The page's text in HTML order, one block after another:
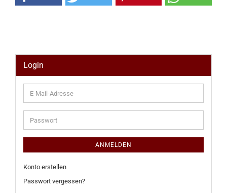
Login
E-
Mail-
Adresse
Passwort
ANMELDEN
Konto erstellen
Passwort vergessen?